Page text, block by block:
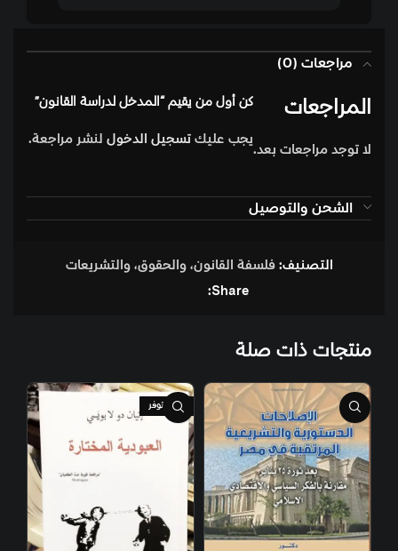
مراجعات (0)
المراجعات
لا توجد مراجعات بعد.
كن أول من يقيم “المدخل لدراسة القانون”
يجب عليك تسجيل الدخول لنشر مراجعة.
الشحن والتوصيل
التصنيف: فلسفة القانون، والحقوق، والتشريعات
Share:
منتجات ذات صلة
غير متوفر